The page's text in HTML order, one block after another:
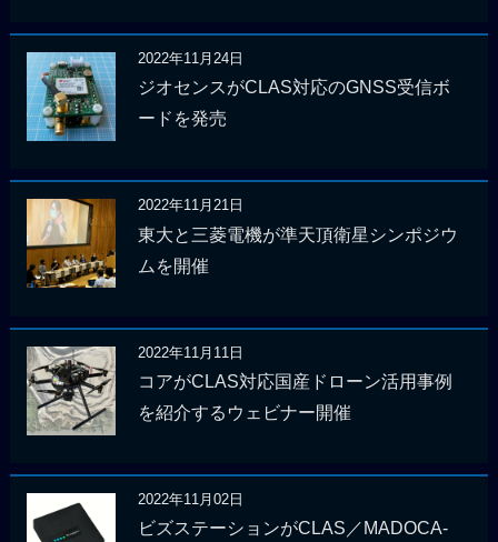
2022年11月24日
ジオセンスがCLAS対応のGNSS受信ボ
ードを発売
2022年11月21日
東大と三菱電機が準天頂衛星シンポジウ
ムを開催
2022年11月11日
コアがCLAS対応国産ドローン活用事例
を紹介するウェビナー開催
2022年11月02日
ビズステーションがCLAS／MADOCA-